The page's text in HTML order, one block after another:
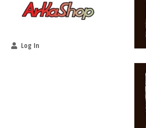
Log In